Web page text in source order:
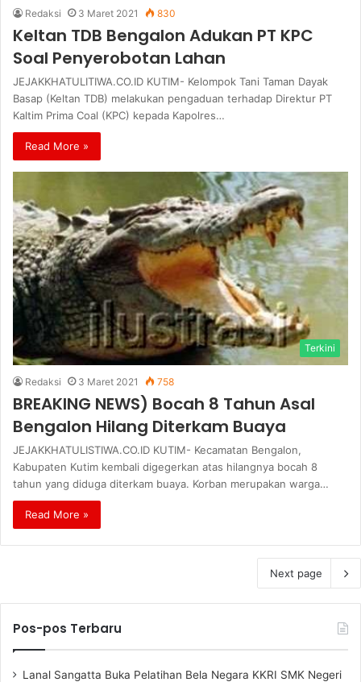
Redaksi 3 Maret 2021 830
Keltan TDB Bengalon Adukan PT KPC
Soal Penyerobotan Lahan
JEJAKKHATULITIWA.CO.ID KUTIM- Kelompok Tani Taman Dayak
Basap (Keltan TDB) melakukan pengaduan terhadap Direktur PT
Kaltim Prima Coal (KPC) kepada Kapolres…
Read More »
Terkini
Redaksi 3 Maret 2021 758
BREAKING NEWS) Bocah 8 Tahun Asal
Bengalon Hilang Diterkam Buaya
JEJAKKHATULISTIWA.CO.ID KUTIM- Kecamatan Bengalon,
Kabupaten Kutim kembali digegerkan atas hilangnya bocah 8
tahun yang diduga diterkam buaya. Korban merupakan warga…
Read More »
Next page
Pos-pos Terbaru
Lanal Sangatta Buka Pelatihan Bela Negara KKRI SMK Negeri